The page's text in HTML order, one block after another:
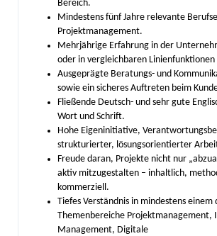
Bereich.
Mindestens fünf Jahre relevante
Projektmanagement.
Mehrjährige Erfahrung in der
oder in vergleichbaren Linienfunktionen
Ausgeprägte Beratungs- und
sowie ein sicheres Auftreten beim
Fließende Deutsch- und sehr gute
Wort und Schrift.
Hohe Eigeninitiative,
strukturierter, lösungsorientierter
Freude daran, Projekte nicht nur
aktiv mitzugestalten – inhaltlich,
kommerziell.
Tiefes Verständnis in mindestens einem
Themenbereiche Projektmanagement,
Management, Digitale